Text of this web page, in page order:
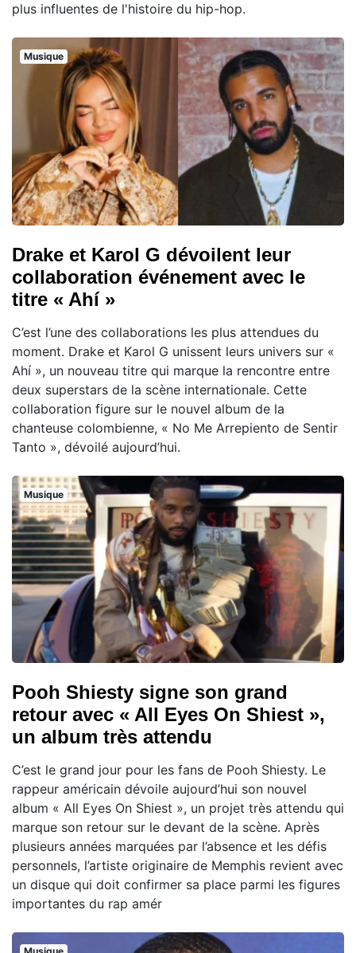
plus influentes de l'histoire du hip-hop.
Musique
Drake et Karol G dévoilent leur
collaboration événement avec le
titre « Ahí »
C’est l’une des collaborations les plus attendues du
moment. Drake et Karol G unissent leurs univers sur «
Ahí », un nouveau titre qui marque la rencontre entre
deux superstars de la scène internationale. Cette
collaboration figure sur le nouvel album de la
chanteuse colombienne, « No Me Arrepiento de Sentir
Tanto », dévoilé aujourd’hui.
Musique
Pooh Shiesty signe son grand
retour avec « All Eyes On Shiest »,
un album très attendu
C’est le grand jour pour les fans de Pooh Shiesty. Le
rappeur américain dévoile aujourd’hui son nouvel
album « All Eyes On Shiest », un projet très attendu qui
marque son retour sur le devant de la scène. Après
plusieurs années marquées par l’absence et les défis
personnels, l’artiste originaire de Memphis revient avec
un disque qui doit confirmer sa place parmi les figures
importantes du rap amér